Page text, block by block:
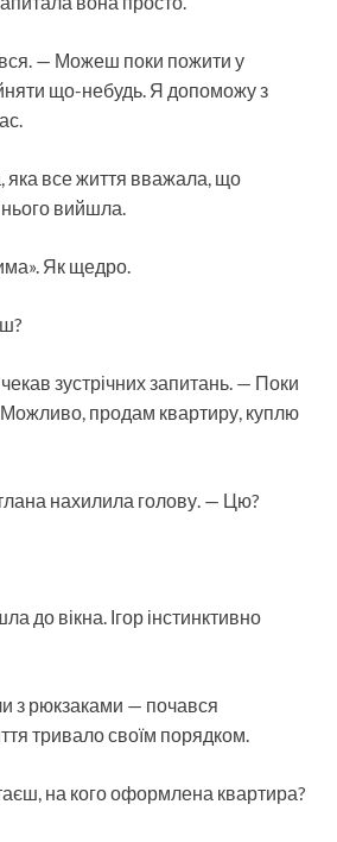
— Можеш поки пожити у
що-небудь. Я допоможу з
яка все життя вважала, що
вийшла.
Як щедро.
зустрічних запитань. — Поки
Можливо, продам квартиру, куплю
нахилила голову. — Цю?
до вікна. Ігор інстинктивно
з рюкзаками — почався
тривало своїм порядком.
на кого оформлена квартира?